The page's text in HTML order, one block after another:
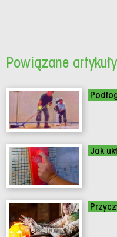
Powiązane artykuły
Jak